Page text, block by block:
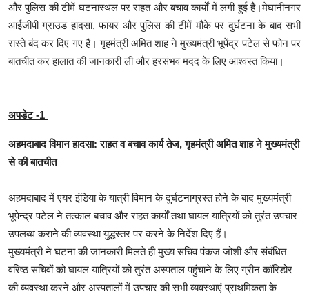
और पुलिस की टीमें घटनास्थल पर राहत और बचाव कार्यों में लगी हुई हैं।मेघानीनगर
आईजीपी ग्राउंड हादसा, फायर और पुलिस की टीमें मौके पर दुर्घटना के बाद सभी
रास्ते बंद कर दिए गए हैं। गृहमंत्री अमित शाह ने मुख्यमंत्री भूपेंद्र पटेल से फोन पर
बातचीत कर हालात की जानकारी ली और हरसंभव मदद के लिए आश्वस्त किया।
अपडेट -1
अहमदाबाद विमान हादसा: राहत व बचाव कार्य तेज, गृहमंत्री अमित शाह ने मुख्यमंत्री
से की बातचीत
अहमदाबाद में एयर इंडिया के यात्री विमान के दुर्घटनाग्रस्त होने के बाद मुख्यमंत्री
भूपेन्द्र पटेल ने तत्काल बचाव और राहत कार्यों तथा घायल यात्रियों को तुरंत उपचार
उपलब्ध कराने की व्यवस्था युद्धस्तर पर करने के निर्देश दिए हैं।
मुख्यमंत्री ने घटना की जानकारी मिलते ही मुख्य सचिव पंकज जोशी और संबंधित
वरिष्ठ सचिवों को घायल यात्रियों को तुरंत अस्पताल पहुंचाने के लिए ग्रीन कॉरिडोर
की व्यवस्था करने और अस्पतालों में उपचार की सभी व्यवस्थाएं प्राथमिकता के